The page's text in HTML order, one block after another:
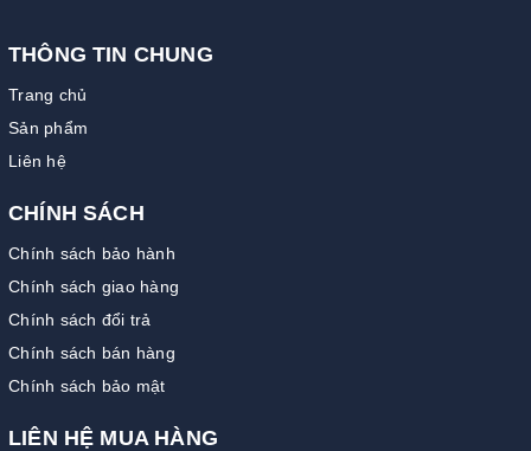
THÔNG TIN CHUNG
Trang chủ
Sản phẩm
Liên hệ
CHÍNH SÁCH
Chính sách bảo hành
Chính sách giao hàng
Chính sách đổi trả
Chính sách bán hàng
Chính sách bảo mật
LIÊN HỆ MUA HÀNG